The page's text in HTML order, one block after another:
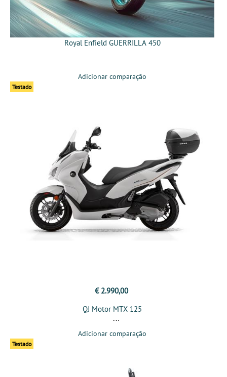
Royal Enfield GUERRILLA 450
Adicionar comparação
Testado
€ 2.990,00
QJ Motor MTX 125
Adicionar comparação
Testado